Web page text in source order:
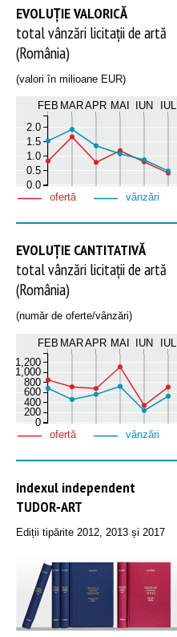
EVOLUȚIE VALORICĂ
total vânzări licitații de artă
(România)
(valori în milioane EUR)
FEB MARAPR MAI IUN IUL
0.0
0.5
1.0
1.5
2.0
ofertă vânzări
EVOLUȚIE CANTITATIVĂ
total vânzări licitații de artă
(România)
(număr de oferte/vânzări)
FEB MARAPR MAI IUN IUL
0
200
400
600
800
1,000
1,200
ofertă vânzări
Indexul independent
TUDOR‑ART
Ediții tipărite 2012, 2013 și 2017